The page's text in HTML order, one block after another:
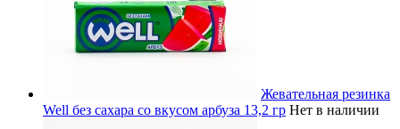
Жевательная резинка
Well без сахара со вкусом арбуза 13,2 гр Нет в наличии